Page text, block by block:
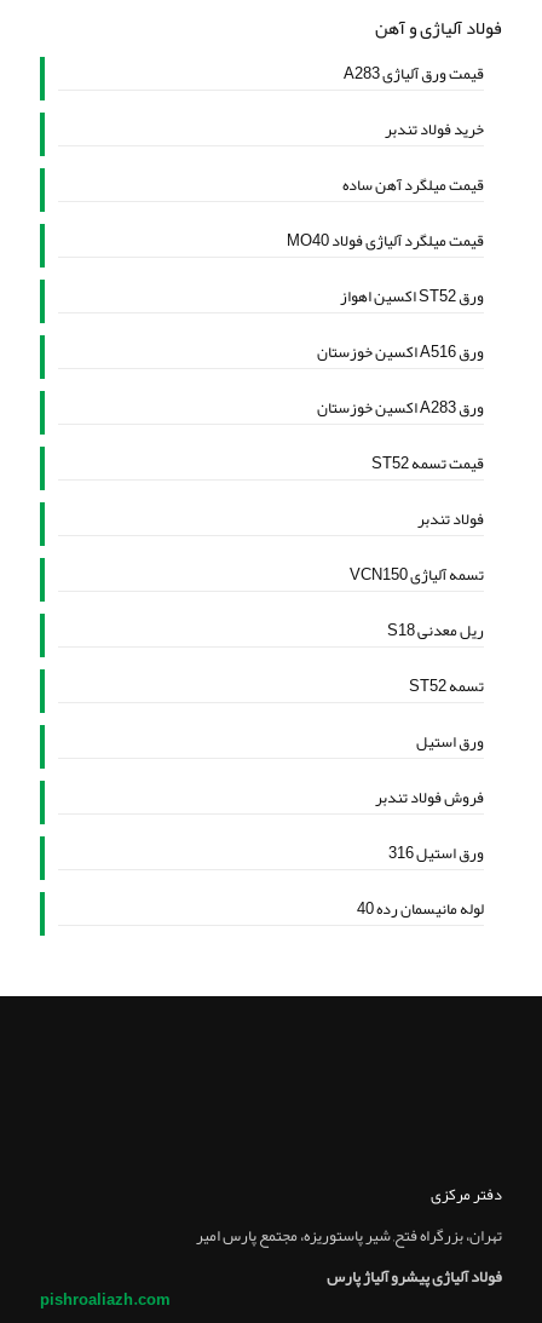
فولاد آلیاژی و آهن
قیمت ورق آلیاژی A283
خرید فولاد تندبر
قیمت میلگرد آهن ساده
قیمت میلگرد آلیاژی فولاد MO40
ورق ST52 اکسین اهواز
ورق A516 اکسین خوزستان
ورق A283 اکسین خوزستان
قیمت تسمه ST52
فولاد تندبر
تسمه آلیاژی VCN150
ریل معدنی S18
تسمه ST52
ورق استیل
فروش فولاد تندبر
ورق استیل 316
لوله مانیسمان رده 40
دفتر مرکزی
تهران، بزرگراه فتح, شير پاستوريزه، مجتمع پارس امير
فولاد آلیاژی پیشرو آلیاژ پارس
pishroaliazh.com